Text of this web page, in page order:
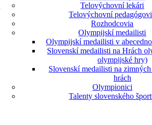
Telovýchovní lekári
Telovýchovní
Rozhodcovia
Olympijskí medailisti
Olympijskí medailisti v
Slovenskí medailisti na Hrách
olympijské hry)
Slovenskí medailisti na
hrách
Olympionici
Talenty slovenského